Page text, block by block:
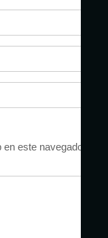
este navegador